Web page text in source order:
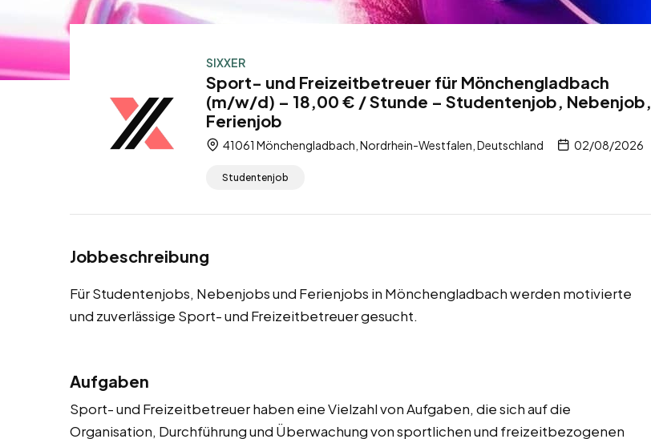
SIXXER
Sport- und Freizeitbetreuer für Mönchengladbach
(m/w/d) – 18,00 € / Stunde – Studentenjob, Nebenjob,
Ferienjob
41061 Mönchengladbach, Nordrhein-Westfalen, Deutschland 02/08/2026
Studentenjob
Jobbeschreibung
Für Studentenjobs, Nebenjobs und Ferienjobs in Mönchengladbach werden motivierte
und zuverlässige Sport- und Freizeitbetreuer gesucht.
Aufgaben
Sport- und Freizeitbetreuer haben eine Vielzahl von Aufgaben, die sich auf die
Organisation, Durchführung und Überwachung von sportlichen und freizeitbezogenen